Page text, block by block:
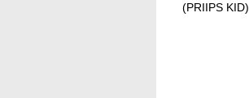
(PRIIPS KID)